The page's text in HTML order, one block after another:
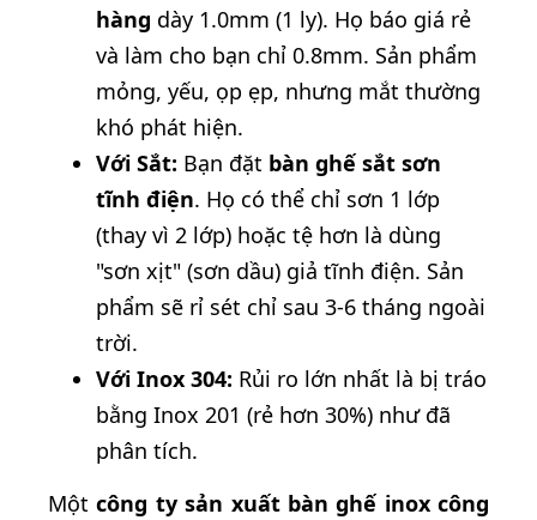
hàng dày 1.0mm (1 ly). Họ báo giá rẻ
và làm cho bạn chỉ 0.8mm. Sản phẩm
mỏng, yếu, ọp ẹp, nhưng mắt thường
khó phát hiện.
Với Sắt: Bạn đặt bàn ghế sắt sơn
tĩnh điện. Họ có thể chỉ sơn 1 lớp
(thay vì 2 lớp) hoặc tệ hơn là dùng
"sơn xịt" (sơn dầu) giả tĩnh điện. Sản
phẩm sẽ rỉ sét chỉ sau 3-6 tháng ngoài
trời.
Với Inox 304: Rủi ro lớn nhất là bị tráo
bằng Inox 201 (rẻ hơn 30%) như đã
phân tích.
Mộtcông ty sản xuất bàn ghế inox công